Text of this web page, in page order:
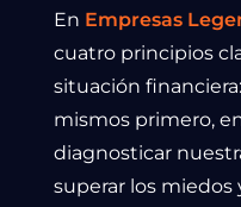
En Empresas
cuatro principios
situación
mismos primero,
diagnosticar
superar los